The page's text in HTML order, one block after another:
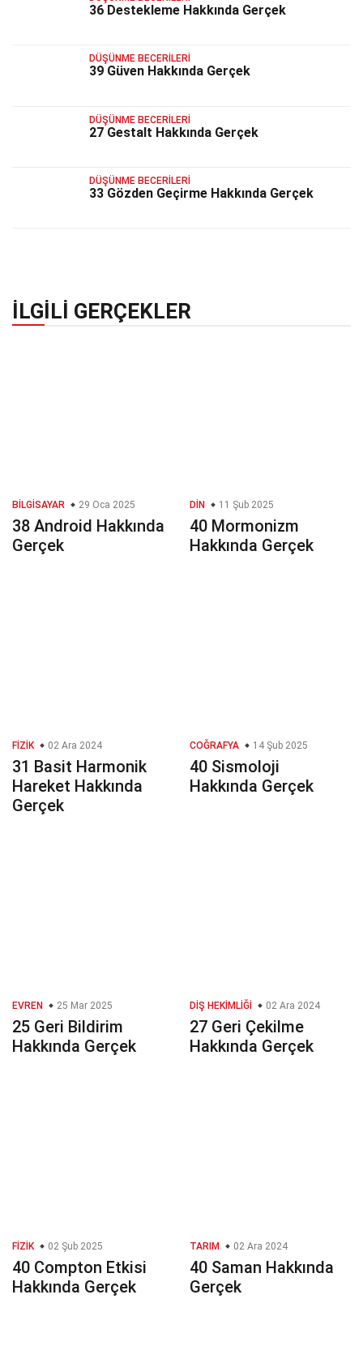
36 Destekleme Hakkında Gerçek
DÜŞÜNME BECERILERI
39 Güven Hakkında Gerçek
DÜŞÜNME BECERILERI
27 Gestalt Hakkında Gerçek
DÜŞÜNME BECERILERI
33 Gözden Geçirme Hakkında Gerçek
İLGILI GERÇEKLER
BILGISAYAR 29 Oca 2025
38 Android Hakkında
Gerçek
DIN 11 Şub 2025
40 Mormonizm
Hakkında Gerçek
FIZIK 02 Ara 2024
31 Basit Harmonik
Hareket Hakkında
Gerçek
COĞRAFYA 14 Şub 2025
40 Sismoloji
Hakkında Gerçek
EVREN 25 Mar 2025
25 Geri Bildirim
Hakkında Gerçek
DIŞ HEKIMLIĞI 02 Ara 2024
27 Geri Çekilme
Hakkında Gerçek
FIZIK 02 Şub 2025
40 Compton Etkisi
Hakkında Gerçek
TARIM 02 Ara 2024
40 Saman Hakkında
Gerçek